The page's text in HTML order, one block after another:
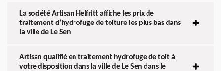
La société Artisan Helfritt affiche les prix de
traitement d’hydrofuge de toiture les plus bas dans
la ville de Le Sen
Artisan qualifié en traitement hydrofuge de toit à
votre disposition dans la ville de Le Sen dans le